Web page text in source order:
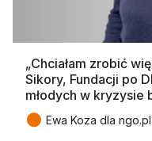
„Chciałam zrobić
Sikory, Fundacji po
młodych w kryzysie
● Ewa Koza dla ngo.pl